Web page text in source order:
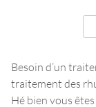
Besoin d’un
traitement des
Hé bien vous